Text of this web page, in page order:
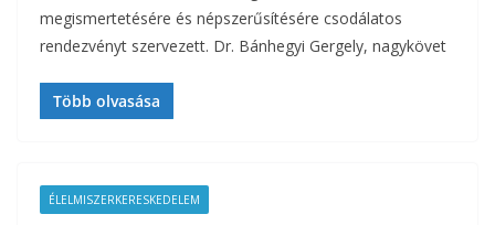
megismertetésére és népszerűsítésére csodálatos
rendezvényt szervezett. Dr. Bánhegyi Gergely, nagykövet
Több olvasása
ÉLELMISZERKERESKEDELEM